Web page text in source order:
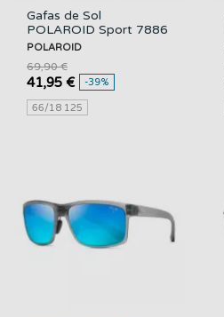
Gafas de Sol
POLAROID Sport 7886
Sza Y2
POLAROID
41,95 €
69,90 €
-39%
66/18 125